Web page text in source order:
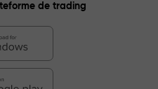
de trading